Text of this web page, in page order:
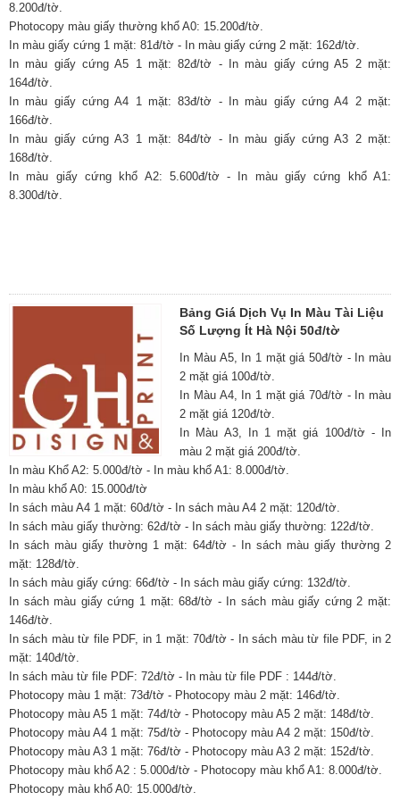
8.200đ/tờ.
Photocopy màu giấy thường khổ A0: 15.200đ/tờ.
In màu giấy cứng 1 mặt: 81đ/tờ - In màu giấy cứng 2 mặt: 162đ/tờ.
In màu giấy cứng A5 1 mặt: 82đ/tờ - In màu giấy cứng A5 2 mặt:
164đ/tờ.
In màu giấy cứng A4 1 mặt: 83đ/tờ - In màu giấy cứng A4 2 mặt:
166đ/tờ.
In màu giấy cứng A3 1 mặt: 84đ/tờ - In màu giấy cứng A3 2 mặt:
168đ/tờ.
In màu giấy cứng khổ A2: 5.600đ/tờ - In màu giấy cứng khổ A1:
8.300đ/tờ.
Bảng Giá Dịch Vụ In Màu Tài Liệu
Số Lượng Ít Hà Nội 50đ/tờ
In Màu A5, In 1 mặt giá 50đ/tờ - In màu
2 mặt giá 100đ/tờ.
In Màu A4, In 1 mặt giá 70đ/tờ - In màu
2 mặt giá 120đ/tờ.
In Màu A3, In 1 mặt giá 100đ/tờ - In
màu 2 mặt giá 200đ/tờ.
In màu Khổ A2: 5.000đ/tờ - In màu khổ A1: 8.000đ/tờ.
In màu khổ A0: 15.000đ/tờ
In sách màu A4 1 mặt: 60đ/tờ - In sách màu A4 2 mặt: 120đ/tờ.
In sách màu giấy thường: 62đ/tờ - In sách màu giấy thường: 122đ/tờ.
In sách màu giấy thường 1 mặt: 64đ/tờ - In sách màu giấy thường 2
mặt: 128đ/tờ.
In sách màu giấy cứng: 66đ/tờ - In sách màu giấy cứng: 132đ/tờ.
In sách màu giấy cứng 1 mặt: 68đ/tờ - In sách màu giấy cứng 2 mặt:
146đ/tờ.
In sách màu từ file PDF, in 1 mặt: 70đ/tờ - In sách màu từ file PDF, in 2
mặt: 140đ/tờ.
In sách màu từ file PDF: 72đ/tờ - In màu từ file PDF : 144đ/tờ.
Photocopy màu 1 mặt: 73đ/tờ - Photocopy màu 2 mặt: 146đ/tờ.
Photocopy màu A5 1 mặt: 74đ/tờ - Photocopy màu A5 2 mặt: 148đ/tờ.
Photocopy màu A4 1 mặt: 75đ/tờ - Photocopy màu A4 2 mặt: 150đ/tờ.
Photocopy màu A3 1 mặt: 76đ/tờ - Photocopy màu A3 2 mặt: 152đ/tờ.
Photocopy màu khổ A2 : 5.000đ/tờ - Photocopy màu khổ A1: 8.000đ/tờ.
Photocopy màu khổ A0: 15.000đ/tờ.